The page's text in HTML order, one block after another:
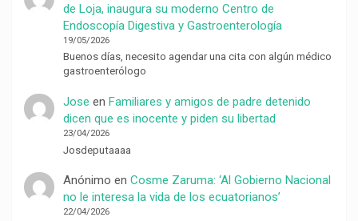
de Loja, inaugura su moderno Centro de
Endoscopía Digestiva y Gastroenterología
19/05/2026
Buenos días, necesito agendar una cita con algún médico
gastroenterólogo
Jose en Familiares y amigos de padre detenido
dicen que es inocente y piden su libertad
23/04/2026
Josdeputaaaa
Anónimo en Cosme Zaruma: ‘Al Gobierno Nacional
no le interesa la vida de los ecuatorianos’
22/04/2026